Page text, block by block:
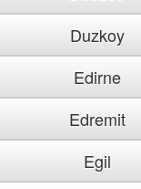
Duzkoy
Edirne
Edremit
Egil